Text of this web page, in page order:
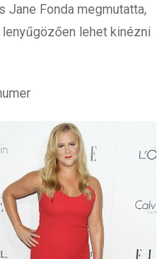
Jane Fonda megmutatta,
lehet kinézni